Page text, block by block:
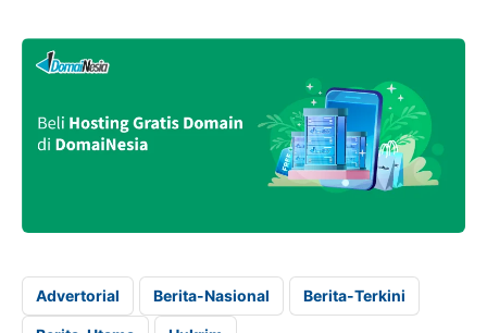
Advertorial Berita-Nasional Berita-Terkini